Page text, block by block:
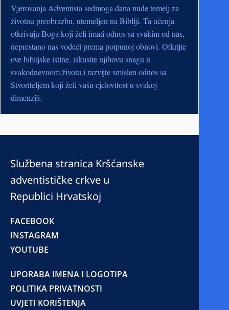
Vjerovanja Adventista sedmoga dana nude temelj za
životnu preobrazbu, utemeljen na Bibliji. Ta učenja
otkrivaju Boga koji želi imati odnos sa svakim od nas,
neprestano nas vodeći prema potpunoj obnovi. Otkrijte
ove biblijske istine, iskusite njihovu snagu u
svakodnevnom životu i razvijte smislen odnos sa
Stvoriteljem koji želi vašu cjelovitost u svakoj
dimenziji.
Službena stranica Kršćanske
adventističke crkve u
Republici Hrvatskoj
FACEBOOK
INSTAGRAM
YOUTUBE
UPORABA IMENA I LOGOTIPA
POLITIKA PRIVATNOSTI
UVJETI KORIŠTENJA